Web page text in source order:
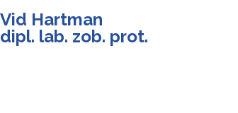
Vid Hartman
dipl. lab. zob. prot.